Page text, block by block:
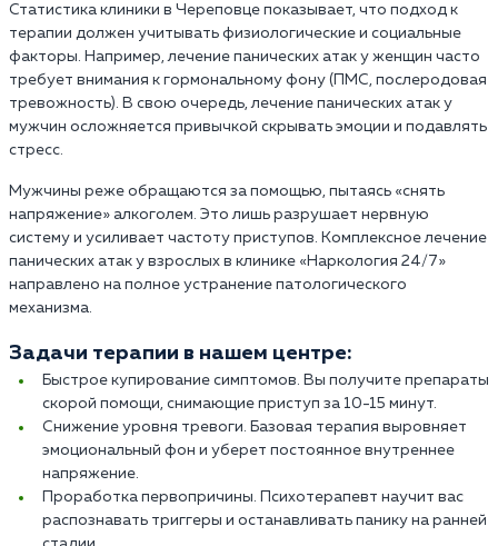
Статистика клиники в Череповце показывает, что подход к
терапии должен учитывать физиологические и социальные
факторы. Например, лечение панических атак у женщин часто
требует внимания к гормональному фону (ПМС, послеродовая
тревожность). В свою очередь, лечение панических атак у
мужчин осложняется привычкой скрывать эмоции и подавлять
стресс.
Мужчины реже обращаются за помощью, пытаясь «снять
напряжение» алкоголем. Это лишь разрушает нервную
систему и усиливает частоту приступов. Комплексное лечение
панических атак у взрослых в клинике «Наркология 24/7»
направлено на полное устранение патологического
механизма.
Задачи терапии в нашем центре:
Быстрое купирование симптомов. Вы получите препараты
скорой помощи, снимающие приступ за 10-15 минут.
Снижение уровня тревоги. Базовая терапия выровняет
эмоциональный фон и уберет постоянное внутреннее
напряжение.
Проработка первопричины. Психотерапевт научит вас
распознавать триггеры и останавливать панику на ранней